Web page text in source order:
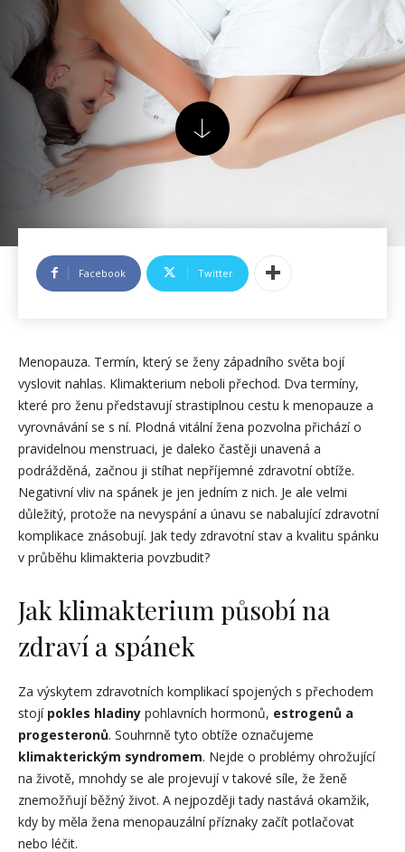
Facebook Twitter
Menopauza. Termín, který se ženy západního světa bojí
vyslovit nahlas. Klimakterium neboli přechod. Dva termíny,
které pro ženu představují strastiplnou cestu k menopauze a
vyrovnávání se s ní. Plodná vitální žena pozvolna přichází o
pravidelnou menstruaci, je daleko častěji unavená a
podrážděná, začnou ji stíhat nepříjemné zdravotní obtíže.
Negativní vliv na spánek je jen jedním z nich. Je ale velmi
důležitý, protože na nevyspání a únavu se nabalující zdravotní
komplikace znásobují. Jak tedy zdravotní stav a kvalitu spánku
v průběhu klimakteria povzbudit?
Jak klimakterium působí na
zdraví a spánek
Za výskytem zdravotních komplikací spojených s přechodem
stojí pokles hladiny pohlavních hormonů, estrogenů a
progesteronů. Souhrnně tyto obtíže označujeme
klimakterickým syndromem. Nejde o problémy ohrožující
na životě, mnohdy se ale projevují v takové síle, že ženě
znemožňují běžný život. A nejpozději tady nastává okamžik,
kdy by měla žena menopauzální příznaky začít potlačovat
nebo léčit.